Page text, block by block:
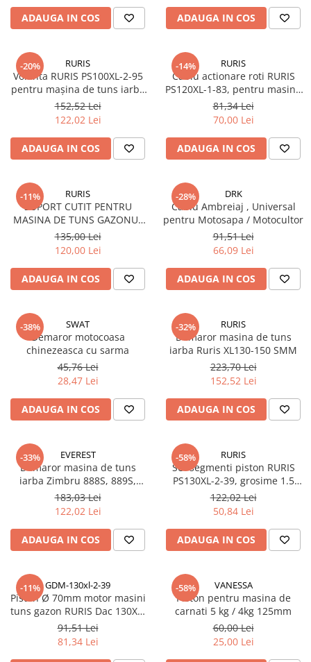
Piese motocoase 2T
Piese motocoase 4T
Piese motocositoare
Piese motocultoare
Piese motopompa
Piese pompe
Consumabile
Acumulator
Consumabile drujbe
Consumabile motocoase
Uleiuri
Uz Casnic
Aparat umplut carnati
Masini de tocat carne
ADAUGA IN COS ADAUGA IN COS
-20% RURIS
Volanta RURIS PS100XL-2-95
pentru mașina de tuns iarba
DAC 100XL
152,52 Lei
122,02 Lei
ADAUGA IN COS
-14% RURIS
Cablu actionare roti RURIS
PS120XL-1-83, pentru masina
de tuns iarba Ruris DAC 120XL
81,34 Lei
70,00 Lei
ADAUGA IN COS
-11% RURIS
SUPORT CUTIT PENTRU
MASINA DE TUNS GAZONUL
RURIS DAC 109XL
135,00 Lei
120,00 Lei
ADAUGA IN COS
-28% DRK
Cablu Ambreiaj , Universal
pentru Motosapa / Motocultor
91,51 Lei
66,09 Lei
ADAUGA IN COS
-38% SWAT
Demaror motocoasa
chinezeasca cu sarma
45,76 Lei
28,47 Lei
ADAUGA IN COS
-32% RURIS
Demaror masina de tuns
iarba Ruris XL130-150 SMM
223,70 Lei
152,52 Lei
ADAUGA IN COS
-33% EVEREST
Demaror masina de tuns
iarba Zimbru 888S, 889S,
DAC100XL, Atlet 909
183,03 Lei
122,02 Lei
ADAUGA IN COS
-58% RURIS
Set segmenti piston RURIS
PS130XL-2-39, grosime 1.5
mm, pentru masina de tuns
iarba Ruris DAC 130XL
122,02 Lei
50,84 Lei
ADAUGA IN COS
-11% GDM-130xl-2-39
Piston Ø 70mm motor masini
tuns gazon RURIS Dac 130XL,
Dac 9700S
91,51 Lei
81,34 Lei
-58% VANESSA
Piston pentru masina de
carnati 5 kg / 4kg 125mm
60,00 Lei
25,00 Lei